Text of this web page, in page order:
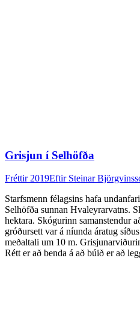
Grisjun í Selhöfða
Fréttir 2019Eftir Steinar
Starfsmenn félagsins hafa
Selhöfða sunnan Hvaleyrarvatns.
hektara. Skógurinn samanstendur
gróðursett var á níunda áratug
meðaltali um 10 m.
Rétt er að benda á að búið er að